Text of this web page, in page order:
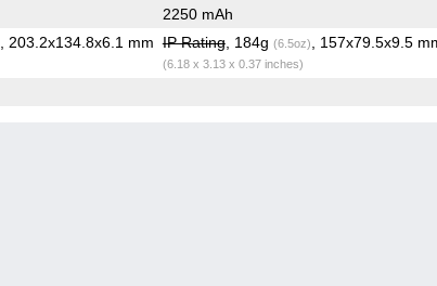
2250 mAh
, 203.2x134.8x6.1 mm IP Rating, 184g (6.5oz) , 157x79.5x9.5
(6.18 x 3.13 x 0.37 inches)